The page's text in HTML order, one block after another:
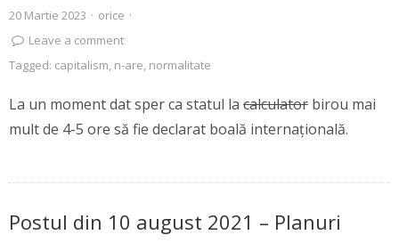
20 Martie 2023 · orice ·
Leave a comment
Tagged: capitalism, n-are, normalitate
La un moment dat sper ca statul la calculator birou mai
mult de 4-5 ore să fie declarat boală internațională.
Postul din 10 august 2021 – Planuri